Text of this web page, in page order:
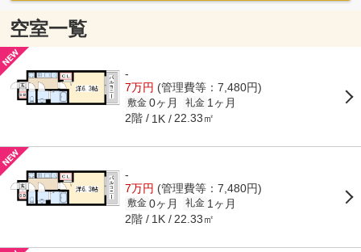
空室一覧
-
7万円 (管理費等：7,480円)
敷金 0ヶ月 礼金 1ヶ月
2階 1K 22.33㎡
-
7万円 (管理費等：7,480円)
敷金 0ヶ月 礼金 1ヶ月
2階 1K 22.33㎡